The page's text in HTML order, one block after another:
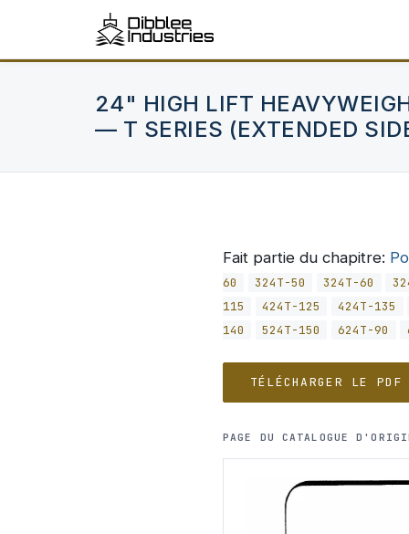
24" HIGH LIFT
— T SERIES (EXTENDED
Fait partie du chapitre:
60 324T-50 324T-60
115
424T-125
424T-135
140
524T-150 624T-90
TÉLÉCHARGER LE
PAGE DU CATALOGUE